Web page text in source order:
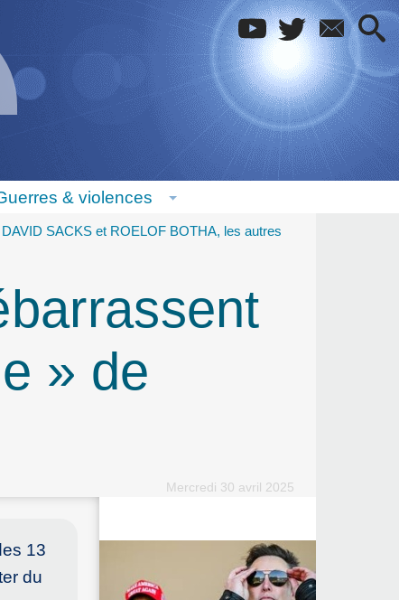
& violences
SACKS et ROELOF BOTHA, les autres
» de
Mercredi 30 avril 2025
13
du